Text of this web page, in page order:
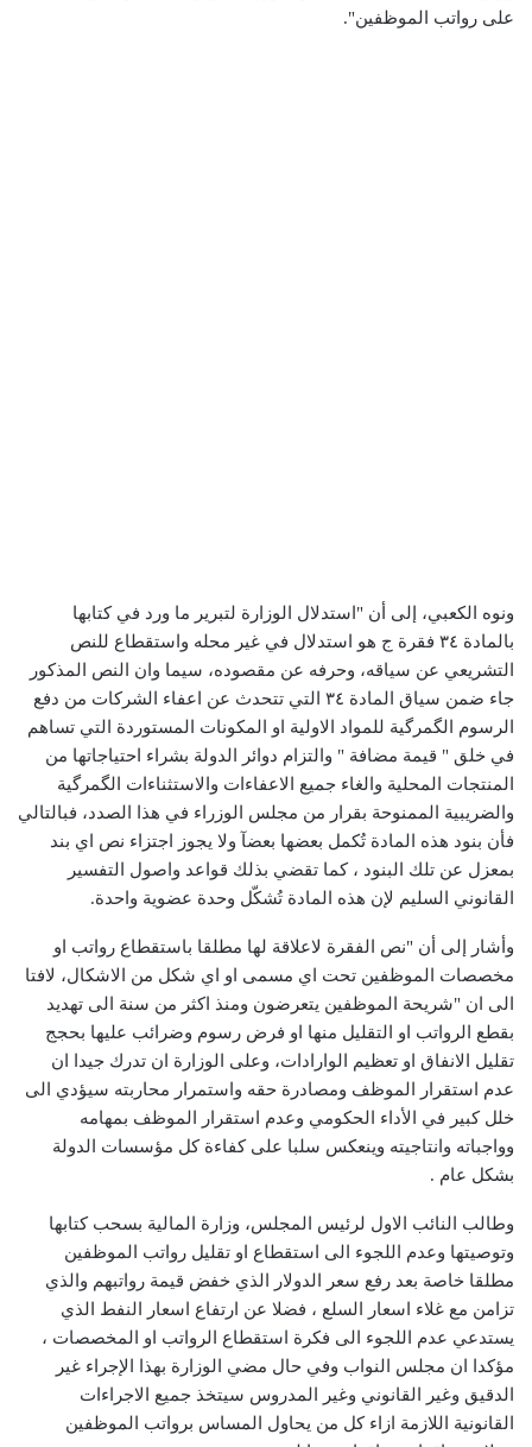
على رواتب الموظفين".
ونوه الكعبي، إلى أن "استدلال الوزارة لتبرير ما ورد في كتابها
بالمادة ٣٤ فقرة ج هو استدلال في غير محله واستقطاع للنص
التشريعي عن سياقه، وحرفه عن مقصوده، سيما وان النص المذكور
جاء ضمن سياق المادة ٣٤ التي تتحدث عن اعفاء الشركات من دفع
الرسوم الگمرگية للمواد الاولية او المكونات المستوردة التي تساهم
في خلق " قيمة مضافة " والتزام دوائر الدولة بشراء احتياجاتها من
المنتجات المحلية والغاء جميع الاعفاءات والاستثناءات الگمرگية
والضريبية الممنوحة بقرار من مجلس الوزراء في هذا الصدد، فبالتالي
فأن بنود هذه المادة تُكمل بعضها بعضآ ولا يجوز اجتزاء نص اي بند
بمعزل عن تلك البنود ، كما تقضي بذلك قواعد واصول التفسير
القانوني السليم لإن هذه المادة تُشكّل وحدة عضوية واحدة.
وأشار إلى أن "نص الفقرة لاعلاقة لها مطلقا باستقطاع رواتب او
مخصصات الموظفين تحت اي مسمى او اي شكل من الاشكال، لافتا
الى ان "شريحة الموظفين يتعرضون ومنذ اكثر من سنة الى تهديد
بقطع الرواتب او التقليل منها او فرض رسوم وضرائب عليها بحجج
تقليل الانفاق او تعظيم الوارادات، وعلى الوزارة ان تدرك جيدا ان
عدم استقرار الموظف ومصادرة حقه واستمرار محاربته سيؤدي الى
خلل كبير في الأداء الحكومي وعدم استقرار الموظف بمهامه
وواجباته وانتاجيته وينعكس سلبا على كفاءة كل مؤسسات الدولة
بشكل عام .
وطالب النائب الاول لرئيس المجلس، وزارة المالية بسحب كتابها
وتوصيتها وعدم اللجوء الى استقطاع او تقليل رواتب الموظفين
مطلقا خاصة بعد رفع سعر الدولار الذي خفض قيمة رواتبهم والذي
تزامن مع غلاء اسعار السلع ، فضلا عن ارتفاع اسعار النفط الذي
يستدعي عدم اللجوء الى فكرة استقطاع الرواتب او المخصصات ،
مؤكدا ان مجلس النواب وفي حال مضي الوزارة بهذا الإجراء غير
الدقيق وغير القانوني وغير المدروس سيتخذ جميع الاجراءات
القانونية اللازمة ازاء كل من يحاول المساس برواتب الموظفين